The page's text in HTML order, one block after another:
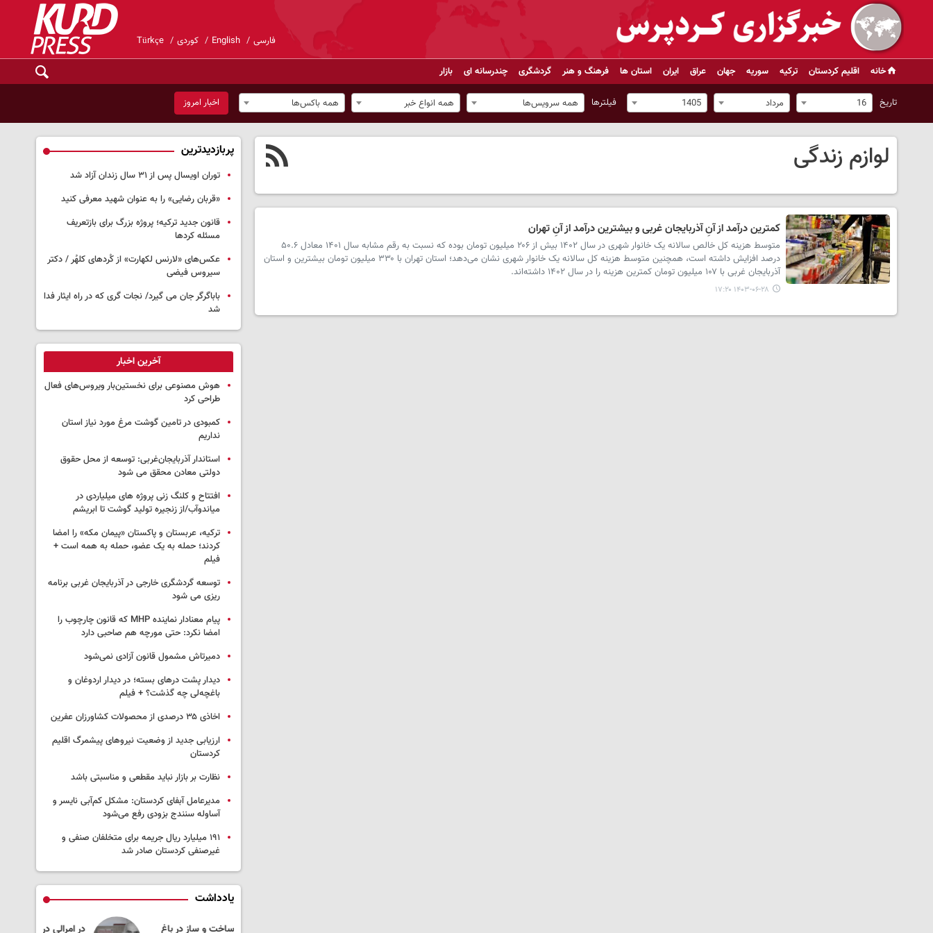
فارسی English کوردی Türkçe
خانه اقلیم کردستان ترکیه سوریه جهان عراق ایران استان ها فرهنگ و هنر گردشگری چندرسانه ای بازار
تاریخ 16 مرداد 1405 فیلترها همه سرویس‌ها همه انواع خبر همه باکس‌ها اخبار امروز
لوازم زندگی
کمترین درآمد از آنِ آذربایجان غربی و بیشترین درآمد از آنِ تهران
متوسط هزینه کل خالص سالانه یک خانوار شهری در سال ۱۴۰۲ بیش از ۲۰۶ میلیون تومان بوده که نسبت به رقم مشابه سال ۱۴۰۱ معادل ۵۰.۶
درصد افزایش داشته است، همچنین متوسط هزینه کل سالانه یک خانوار شهری نشان می‌دهد؛ استان تهران با ۳۳۰ میلیون تومان بیشترین و استان
آذربایجان غربی با ۱۰۷ میلیون تومان کمترین هزینه را در سال ۱۴۰۲ داشته‌اند.
۱۴۰۳-۰۶-۲۸ ۱۷:۲۰
پربازدیدترین
توران اویسال پس از ۳۱ سال زندان آزاد شد
«قربان رضایی» را به عنوان شهید معرفی کنید
قانون جدید ترکیه؛ پروژه بزرگ‌ برای بازتعریف
مسئله کردها
عکس‌های «لارنس لکهارت» از کُردهای کلهُر / دکتر
سیروس فیضی
باباگرگر جان می گیرد/ نجات گری که در راه ایثار فدا
شد
آخرین اخبار
هوش مصنوعی برای نخستین‌بار ویروس‌های فعال
طراحی کرد
کمبودی در تامین گوشت مرغ مورد نیاز استان
نداریم
استاندار آذربایجان‌غربی: توسعه از محل حقوق
دولتی معادن محقق می شود
افتتاح و کلنگ زنی پروژه های میلیاردی در
میاندوآب/از زنجیره تولید گوشت تا ابریشم
ترکیه، عربستان و پاکستان «پیمان مکه» را امضا
کردند؛ حمله به یک عضو، حمله به همه است +
فیلم
توسعه گردشگری خارجی در آذربایجان غربی برنامه
ریزی می شود
پیام معنادار نماینده MHP که قانون چارچوب را
امضا نکرد: حتی مورچه هم صاحبی دارد
دمیرتاش مشمول قانون آزادی نمی‌شود
دیدار پشت درهای بسته؛ در دیدار اردوغان و
باغچه‌لی چه گذشت؟ + فیلم
اخاذی ۳۵ درصدی از محصولات کشاورزان عفرین
ارزیابی جدید از وضعیت نیروهای پیشمرگ اقلیم
کردستان
نظارت بر بازار نباید مقطعی و مناسبتی باشد
مدیرعامل آبفای کردستان: مشکل کم‌آبی نایسر و
آساوله سنندج بزودی رفع می‌شود
۱۹۱ میلیارد ریال جریمه برای متخلفان صنفی و
غیرصنفی کردستان صادر شد
یادداشت
در امرالی درباره چه چیزی گفت‌وگو